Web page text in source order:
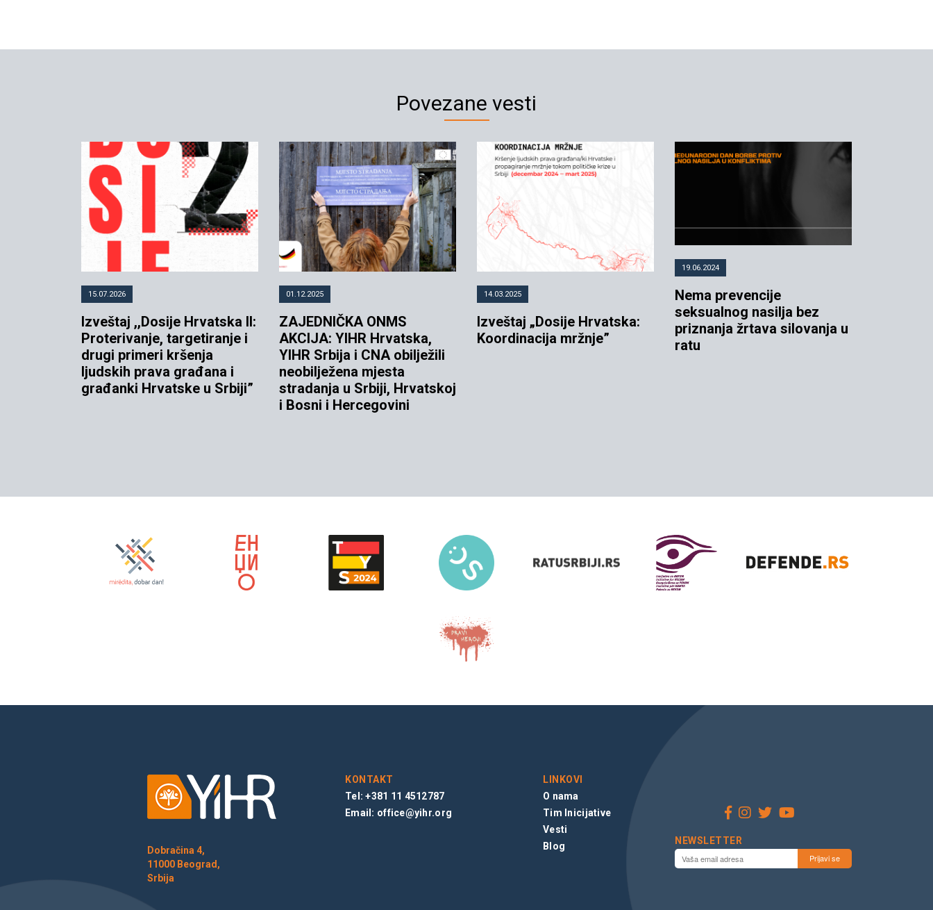
Povezane vesti
15.07.2026
Izveštaj ,,Dosije Hrvatska II:
Proterivanje, targetiranje i
drugi primeri kršenja
ljudskih prava građana i
građanki Hrvatske u Srbiji”
01.12.2025
ZAJEDNIČKA ONMS
AKCIJA: YIHR Hrvatska,
YIHR Srbija i CNA obilježili
neobilježena mjesta
stradanja u Srbiji, Hrvatskoj
i Bosni i Hercegovini
14.03.2025
Izveštaj „Dosije Hrvatska:
Koordinacija mržnje”
19.06.2024
Nema prevencije
seksualnog nasilja bez
priznanja žrtava silovanja u
ratu
Dobračina 4,
11000 Beograd,
Srbija
KONTAKT
Tel: +381 11 4512787
Email: office@yihr.org
LINKOVI
O nama
Tim Inicijative
Vesti
Blog
NEWSLETTER